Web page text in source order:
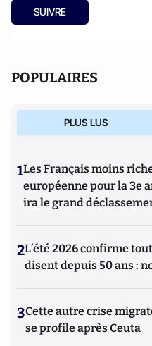
SUIVRE
POPULAIRES
PLUS LUS
1Les Français moins
européenne pour la 3e
ira le grand
2L’été 2026 confirme
disent depuis 50 ans :
3Cette autre crise
se profile après Ceuta